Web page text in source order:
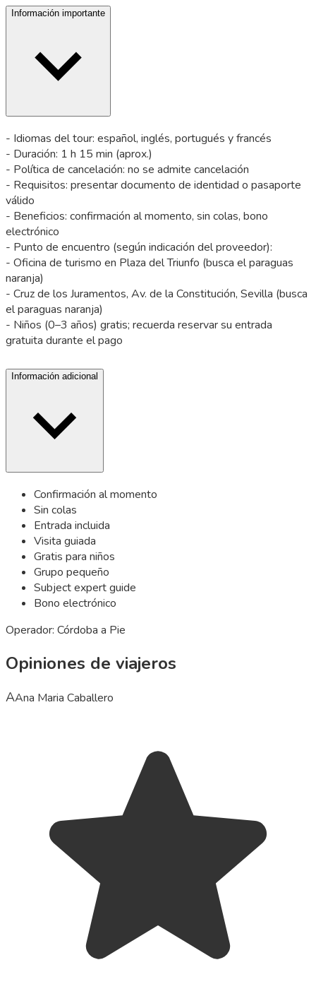
Información importante
- Idiomas del tour: español, inglés, portugués y francés
- Duración: 1 h 15 min (aprox.)
- Política de cancelación: no se admite cancelación
- Requisitos: presentar documento de identidad o pasaporte
válido
- Beneficios: confirmación al momento, sin colas, bono
electrónico
- Punto de encuentro (según indicación del proveedor):
- Oficina de turismo en Plaza del Triunfo (busca el paraguas
naranja)
- Cruz de los Juramentos, Av. de la Constitución, Sevilla (busca
el paraguas naranja)
- Niños (0–3 años) gratis; recuerda reservar su entrada
gratuita durante el pago
Información adicional
Confirmación al momento
Sin colas
Entrada incluida
Visita guiada
Gratis para niños
Grupo pequeño
Subject expert guide
Bono electrónico
Operador: Córdoba a Pie
Opiniones de viajeros
AAna Maria Caballero